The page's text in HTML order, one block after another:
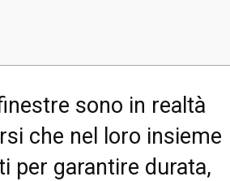
sono in realtà
che nel loro insieme
per garantire durata,